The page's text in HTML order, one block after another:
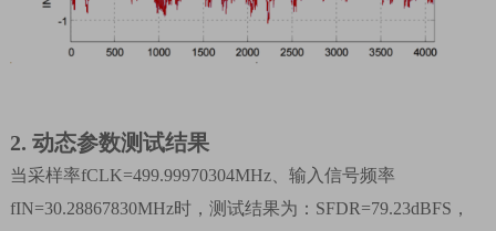
2. 动态参数测试结果
当采样率fCLK=499.99970304MHz、输入信号频率
fIN=30.28867830MHz时，测试结果为： SFDR=79.23dBFS ，